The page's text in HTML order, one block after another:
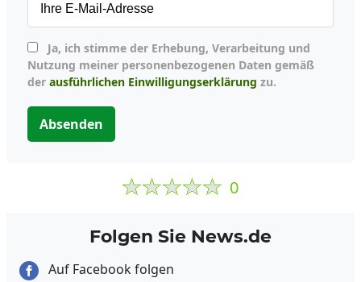
Nutzung meiner personenbezogenen Daten gemäß
der ausführlichen Einwilligungserklärung zu.
Absenden
0
Folgen Sie News.de
Auf Facebook folgen